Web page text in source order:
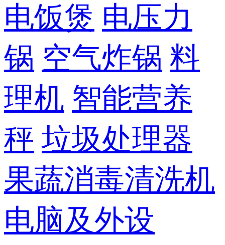
电饭煲 电压力
锅 空气炸锅 料
理机 智能营养
秤 垃圾处理器
果蔬消毒清洗机
电脑及外设